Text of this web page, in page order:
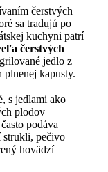
čerstvých
sa tradujú po
kuchyni patrí
čerstvých
jedlo z
plnenej kapusty.
s jedlami ako
plodov
podáva
strukli, pečivo
hovädzí